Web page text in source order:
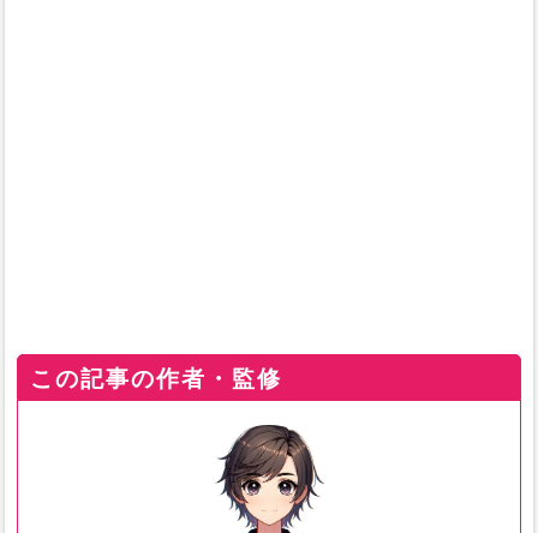
この記事の作者・監修